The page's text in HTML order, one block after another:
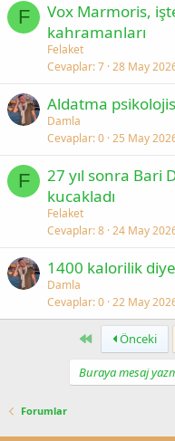
F
Vox Marmoris,
kahramanları
Felaket
Cevaplar 7 28 May
Aldatma
Damla
Cevaplar 0 25 May
F
27 yıl sonra Bari
kucakladı
Felaket
Cevaplar 8 24 May
1400 kalorilik
Damla
Cevaplar 0 22 May
First Önceki
Buraya mesaj
Forumlar